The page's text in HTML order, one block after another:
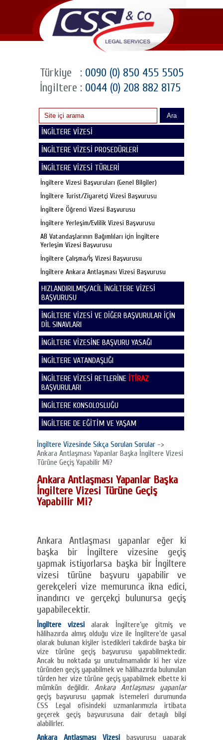
Türkiye : 0090 (0) 850 455 5505
İngiltere : 0044 (0) 208 882 8175
Ara
İNGİLTERE VİZESİ
İNGİLTERE VİZESİ PROSEDÜRLERİ
İNGİLTERE VİZESİ TÜRLERİ
İngiltere Vizesi Başvuruları (Genel Bilgiler)
İngiltere Turist/Ziyaretçi Vizesi Başvurusu
İngiltere Öğrenci Vizesi Başvurusu
İngiltere Yerleşim/Evlilik Vizesi Başvurusu
AB Vatandaşlarının Bağımlıları için İngiltere
Yerleşim Vizesi Başvurusu
İngiltere Çalışma/İş Vizesi Başvurusu
İngiltere Ankara Antlaşması Vizesi Başvurusu
HIZLANDIRILMIŞ/ACİL İNGİLTERE VİZESİ
BAŞVURUSU
İNGİLTERE VİZESİ VE DİĞER BAŞVURULAR İÇİN
DİL SINAVLARI
İNGİLTERE VİZESİNE BAŞVURU YASAĞI
İNGİLTERE VATANDAŞLIĞI
İNGİLTERE VİZESİ RETLERİNE İTİRAZ
BAŞVURULARI
İNGİLTERE KONSOLOSLUĞU
İNGİLTERE DE EĞİTİM VE YAŞAM
İngiltere Vizesinde Sıkça Sorulan Sorular ->
Ankara Antlaşması Yapanlar Başka İngiltere Vizesi
Türüne Geçiş Yapabilir Mi?
Ankara Antlaşması Yapanlar Başka
İngiltere Vizesi Türüne Geçiş
Yapabilir Mi?
Ankara Antlaşması yapanlar eğer ki
başka bir İngiltere vizesine geçiş
yapmak istiyorlarsa başka bir İngiltere
vizesi türüne başvuru yapabilir ve
gerekçeleri vize memurunca ikna edici,
inandırıcı ve gerçekçi bulunursa geçiş
yapabilecektir.
İngiltere vizesi
alarak İngiltere’ye gitmiş ve
hâlihazırda almış olduğu vize ile İngiltere’de yasal
olarak bulunan kişiler istedikleri takdirde başka bir
vize türüne geçiş başvurusu yapabilmektedir.
Ancak bu noktada şu unutulmamalıdır ki her vize
türünden geçiş yapabilmek ve hâlihazırda bulunulan
türden her vize türüne geçiş yapabilmek elbette ki
mümkün değildir. Ankara Antlaşması yapanlar
geçiş başvurusu yapmak istemeleri durumunda
CSS Legal ofisindeki uzmanlarımızla irtibata
geçerek geçiş başvurusuna dair detaylı bilgi
alabilirler.
Ankara Antlaşması Vizesi başvurusu yaparak